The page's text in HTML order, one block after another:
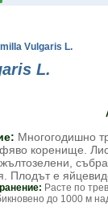
Vulgaris L.
L.
Многогодишно
коренище.
Плодът е
Расте по
до 1000 м